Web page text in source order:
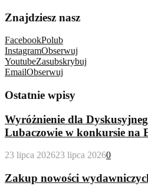
Znajdziesz nasz
FacebookPolub
InstagramObserwuj
YoutubeZasubskrybuj
EmailObserwuj
Ostatnie wpisy
Wyróżnienie dla
Lubaczowie w konkursie na
23 lipca 202623 lipca 20260
Zakup nowości